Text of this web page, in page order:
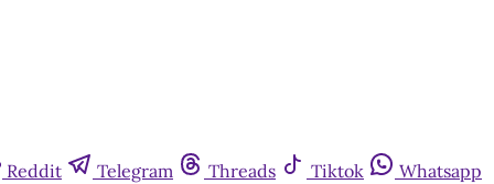
Reddit Telegram Threads Tiktok Whatsapp